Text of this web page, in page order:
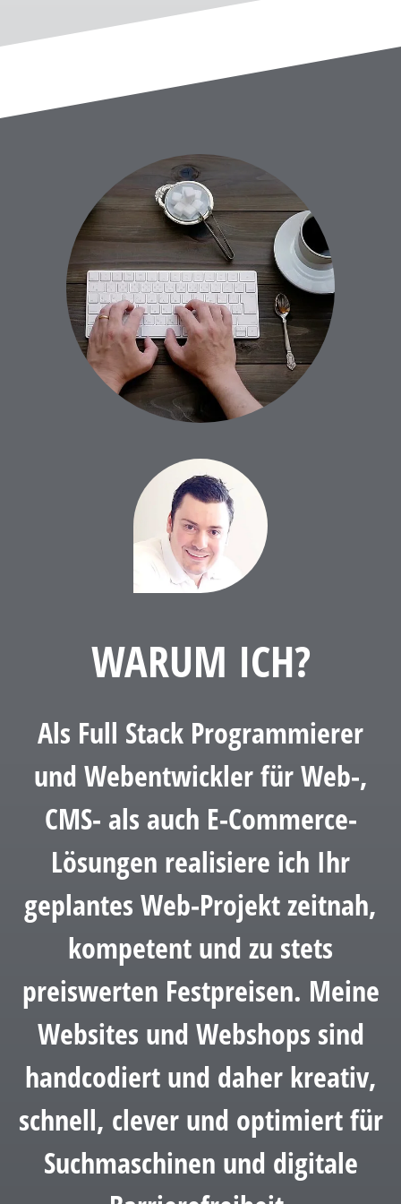
WARUM ICH?
Als Full Stack Programmierer
und Webentwickler für Web-,
CMS- als auch E-Commerce-
Lösungen realisiere ich Ihr
geplantes Web-Projekt zeitnah,
kompetent und zu stets
preiswerten Festpreisen. Meine
Websites und Webshops sind
handcodiert und daher kreativ,
schnell, clever und optimiert für
Suchmaschinen und digitale